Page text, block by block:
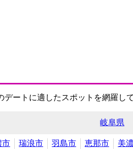
ートに適したスポットを網羅し
岐阜県
市 瑞浪市 羽島市 恵那市 美